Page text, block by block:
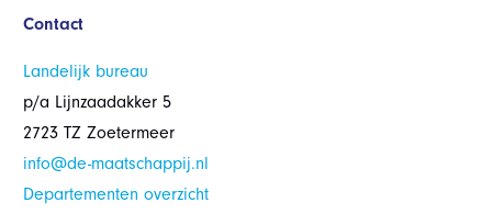
Contact
Landelijk bureau
p/a Lijnzaadakker 5
2723 TZ Zoetermeer
info@de-maatschappij.nl
Departementen overzicht